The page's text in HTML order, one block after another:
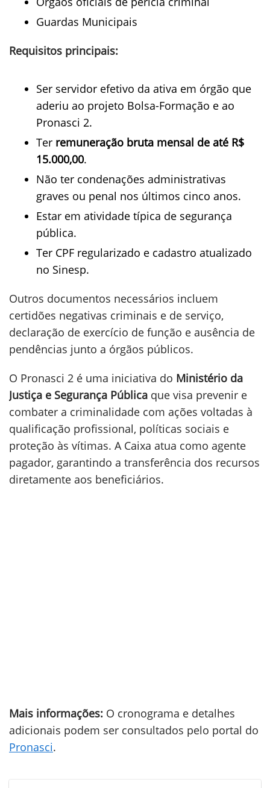
Guardas Municipais
Requisitos principais:
Ser servidor efetivo da ativa em órgão que
aderiu ao projeto Bolsa-Formação e ao
Pronasci 2.
Ter remuneração bruta mensal de até R$
15.000,00.
Não ter condenações administrativas
graves ou penal nos últimos cinco anos.
Estar em atividade típica de segurança
pública.
Ter CPF regularizado e cadastro atualizado
no Sinesp.
Outros documentos necessários incluem
certidões negativas criminais e de serviço,
declaração de exercício de função e ausência de
pendências junto a órgãos públicos.
O Pronasci 2 é uma iniciativa do Ministério da
Justiça e Segurança Pública que visa prevenir e
combater a criminalidade com ações voltadas à
qualificação profissional, políticas sociais e
proteção às vítimas. A Caixa atua como agente
pagador, garantindo a transferência dos recursos
diretamente aos beneficiários.
Mais informações: O cronograma e detalhes
adicionais podem ser consultados pelo portal do
Pronasci.